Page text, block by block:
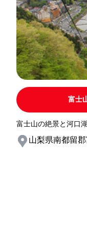
富士
富士山の絶景と河口
山梨県南都留